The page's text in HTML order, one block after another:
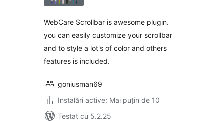
WebCare Scrollbar is awesome plugin.
you can easily customize your scrollbar
and to style a lot's of color and others
features is included.
goniusman69
Instalări active: Mai puțin de 10
Testat cu 5.2.25